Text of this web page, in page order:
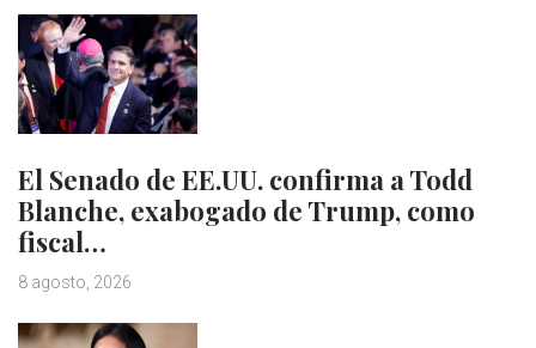
El Senado de EE.UU. confirma a Todd
Blanche, exabogado de Trump, como
fiscal…
8 agosto, 2026